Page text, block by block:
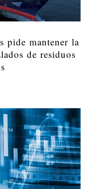
pide mantener la
de residuos